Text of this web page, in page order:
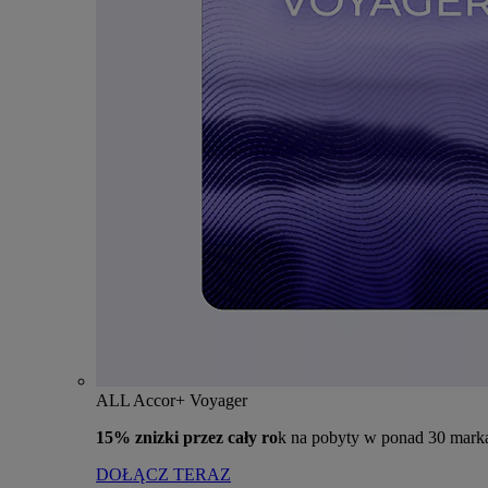
ALL Accor+ Voyager
15% znizki przez cały rok na pobyty w ponad 30
DOŁĄCZ TERAZ